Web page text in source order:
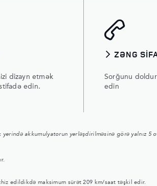
dizayn etmək
edin.
ZƏNG
Sorğunu
edin
akkumulyatorun yerləşdirilməsinə görə yalnız 5
edildikdə maksimum sürət 209 km/saat təşkil edir.